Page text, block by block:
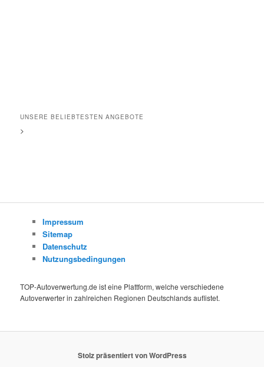
UNSERE BELIEBTESTEN ANGEBOTE
>
Impressum
Sitemap
Datenschutz
Nutzungsbedingungen
TOP-Autoverwertung.de ist eine Plattform, welche verschiedene
Autoverwerter in zahlreichen Regionen Deutschlands auflistet.
Stolz präsentiert von WordPress